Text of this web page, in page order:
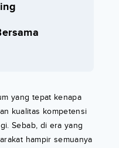
yang tepat kenapa
kualitas kompetensi
Sebab, di era yang
hampir semuanya